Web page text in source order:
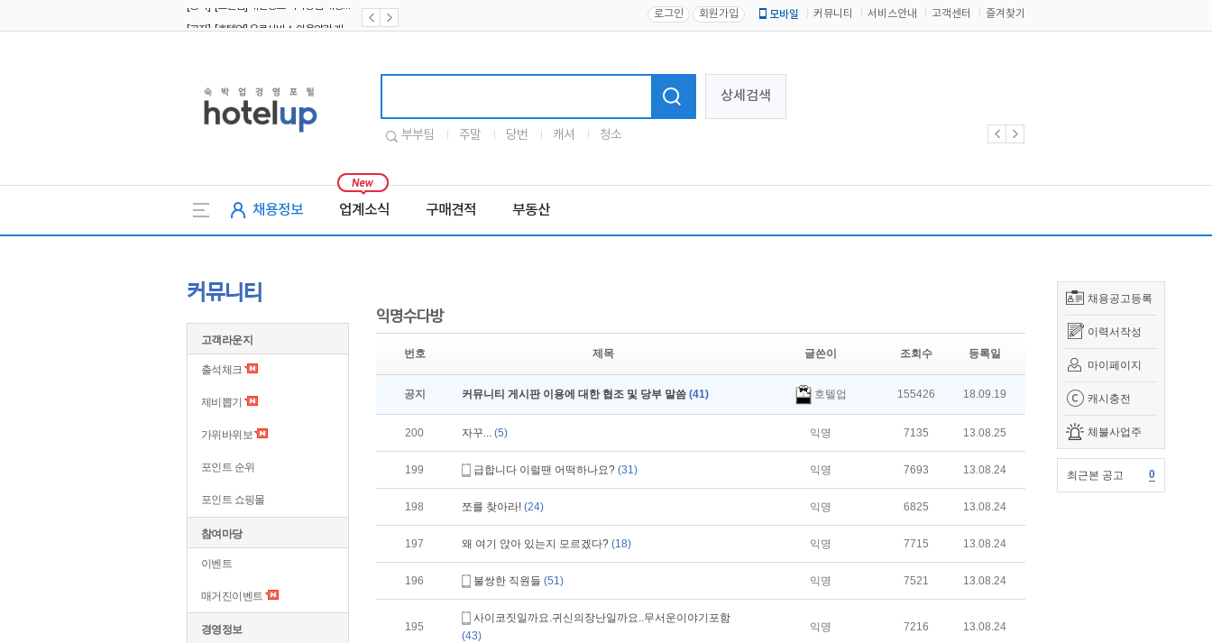
로그인 회원가입 모바일 커뮤니티 서비스안내 고객센터 즐겨찾기
상세검색
부부팀 주말 당번 캐셔 청소
채용정보 업계소식 구매견적 부동산
채용공고등록
이력서작성
마이페이지
캐시충전
체불사업주
최근본 공고 0
커뮤니티
고객라운지
출석체크
제비뽑기
가위바위보
포인트 순위
포인트 쇼핑몰
참여마당
이벤트
매거진이벤트
경영정보
익명수다방
번호 제목 글쓴이 조회수 등록일
공지 커뮤니티 게시판 이용에 대한 협조 및 당부 말씀 (41) 호텔업 155426 18.09.19
200 자꾸... (5) 익명 7135 13.08.25
199 급합니다 이럴땐 어떡하나요? (31) 익명 7693 13.08.24
198 쪼를 찾아라! (24) 익명 6825 13.08.24
197 왜 여기 앉아 있는지 모르겠다? (18) 익명 7715 13.08.24
196 불쌍한 직원들 (51) 익명 7521 13.08.24
195
사이코짓일까요.귀신의장난일까요..무서운이야기포함
(43)
익명 7216 13.08.24